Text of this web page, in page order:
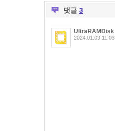
댓글 3
UltraRAMDisk
2024.01.09 11:03